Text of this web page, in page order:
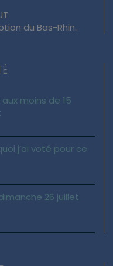
moins de 15
j’ai voté pour ce
26 juillet